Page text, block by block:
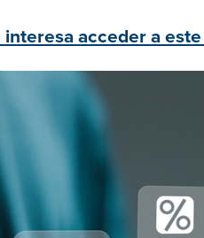
interesa acceder a